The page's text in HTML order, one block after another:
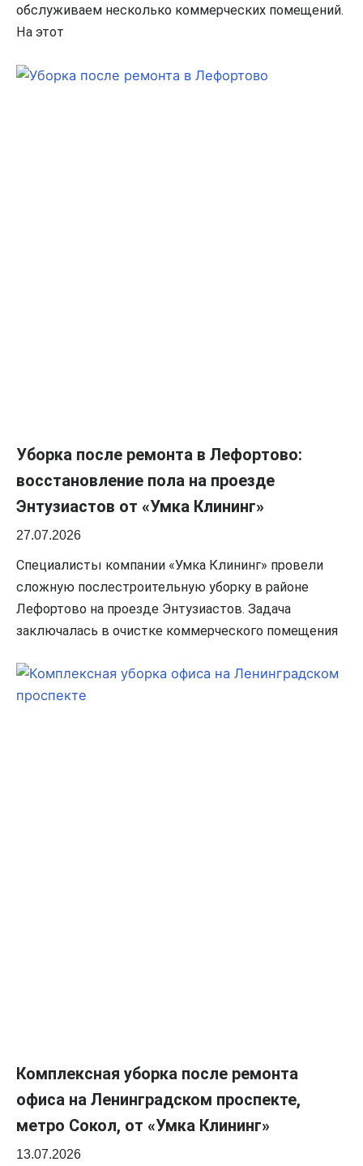
обслуживаем несколько коммерческих помещений.
На этот
Уборка после ремонта в Лефортово:
восстановление пола на проезде
Энтузиастов от «Умка Клининг»
27.07.2026
Специалисты компании «Умка Клининг» провели
сложную послестроительную уборку в районе
Лефортово на проезде Энтузиастов. Задача
заключалась в очистке коммерческого помещения
Комплексная уборка после ремонта
офиса на Ленинградском проспекте,
метро Сокол, от «Умка Клининг»
13.07.2026